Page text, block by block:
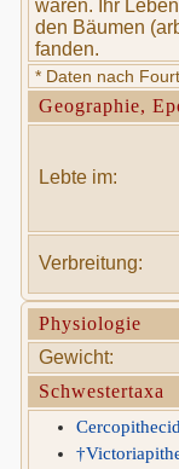
waren. Ihr
den Bäumen
fanden.
* Daten nach
Geographie,
Lebte im:
Verbreitung:
Physiologie
Gewicht:
Schwestertaxa